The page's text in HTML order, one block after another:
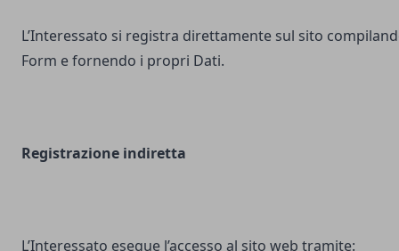
L’Interessato si registra direttamente sul sito
Form e fornendo i propri Dati.
Registrazione indiretta
L’Interessato esegue l’accesso al sito web tramite: